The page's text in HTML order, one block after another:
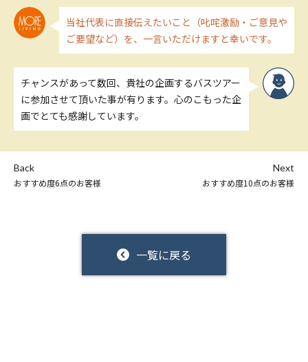
当社代表に直接伝えたいこと（叱咤激励・ご意見や
ご要望など）を、一言いただけますと幸いです。
チャンスがあって数回、貴社の企画するバスツアー
に参加させて頂いた事が有ります。心のこもった企
画でとても感謝しています。
Back
おすすめ度6点のお客様
一覧に戻る
Next
おすすめ度10点のお客様